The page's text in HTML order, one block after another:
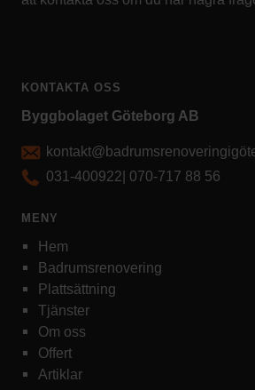
KONTAKTA OSS
Byggbolaget Göteborg AB
031-400922| 070-717 88 56
MENY
Hem
Badrumsrenovering
Plattsättning
Tjänster
Om oss
Offert
Artiklar